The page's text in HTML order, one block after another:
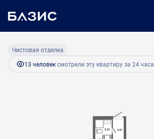
Студия19 м
Ипотекаот 14 573 руб.
Чистовая отделка
13 человексмотрели эту квартиру за 24 часа